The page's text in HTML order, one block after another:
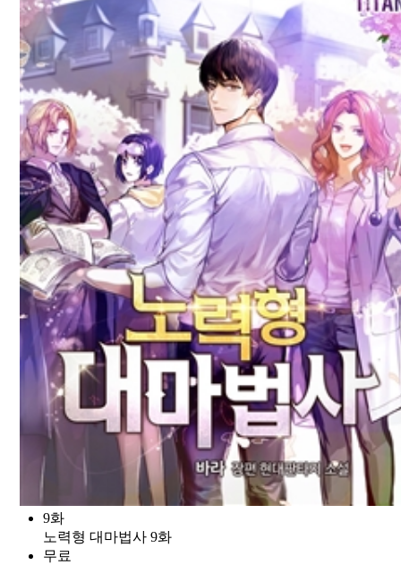
9화
노력형 대마법사 9화
무료